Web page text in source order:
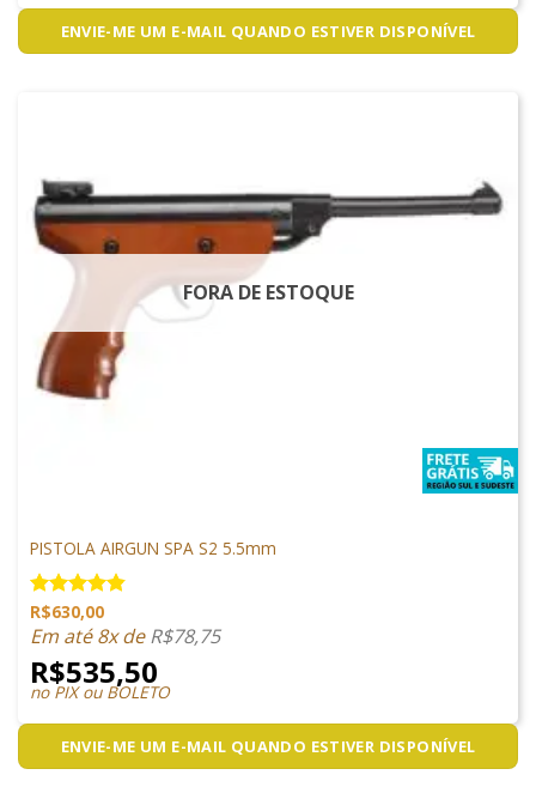
ENVIE-ME UM E-MAIL QUANDO ESTIVER DISPONÍVEL
FORA DE ESTOQUE
PISTOLA AIRGUN SPA S2 5.5mm
Avaliação
4.81 de 5
R$630,00
Em até 8x deR$78,75
R$535,50
no PIX ou BOLETO
ENVIE-ME UM E-MAIL QUANDO ESTIVER DISPONÍVEL